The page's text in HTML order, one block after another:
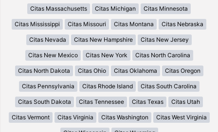
Citas Massachusetts Citas Michigan Citas Minnesota
Citas Mississippi Citas Missouri Citas Montana Citas Nebraska
Citas Nevada Citas New Hampshire Citas New Jersey
Citas New Mexico Citas New York Citas North Carolina
Citas North Dakota Citas Ohio Citas Oklahoma Citas Oregon
Citas Pennsylvania Citas Rhode Island Citas South Carolina
Citas South Dakota Citas Tennessee Citas Texas Citas Utah
Citas Vermont Citas Virginia Citas Washington Citas West Virginia